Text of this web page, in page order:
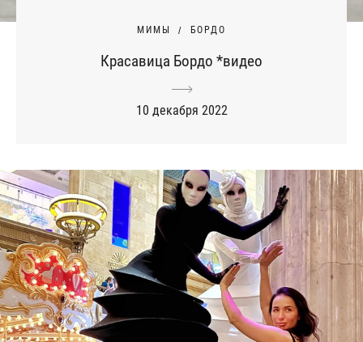
МИМЫ БОРДО
Красавица Бордо *видео
10 декабря 2022